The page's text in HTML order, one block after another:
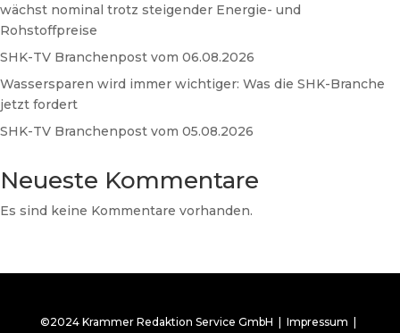
wächst nominal trotz steigender Energie- und
Rohstoffpreise
SHK-TV Branchenpost vom 06.08.2026
Wassersparen wird immer wichtiger: Was die SHK-Branche
jetzt fordert
SHK-TV Branchenpost vom 05.08.2026
Neueste Kommentare
Es sind keine Kommentare vorhanden.
©2024 Krammer Redaktion Service GmbH |Impressum